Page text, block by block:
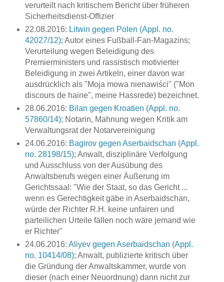
verurteilt nach kritischem Bericht über früheren
Sicherheitsdienst-Offizier
22.08.2016: Litwin gegen Polen (Appl. no.
42027/12); Autor eines Fußball-Fan-Magazins;
Verurteilung wegen Beleidigung des
Premierministers und rassistisch motivierter
Beleidigung in zwei Artikeln, einer davon war
ausdrücklich als "Moja mowa nienawiści" ("Mon
discours de haine", meine Hassrede) bezeichnet.
28.06.2016: Bilan gegen Kroatien (Appl. no.
57860/14); Notarin, Mahnung wegen Kritik am
Verwaltungsrat der Notarvereinigung
24.06.2016: Bagirov gegen Aserbaidschan (Appl.
no. 28198/15); Anwalt, disziplinäre Verfolgung
und Ausschluss von der Ausübung des
Anwaltsberufs wegen einer Äußerung im
Gerichtssaal: "Wie der Staat, so das Gericht ...
wenn es Gerechtigkeit gäbe in Aserbaidschan,
würde der Richter R.H. keine unfairen und
parteilichen Urteile fällen noch wäre jemand wie
er Richter"
24.06.2016: Aliyev gegen Aserbaidschan (Appl.
no. 10414/08); Anwalt, publizierte kritisch über
die Gründung der Anwaltskammer, wurde von
dieser (nach einer Neuordnung) dann nicht zur